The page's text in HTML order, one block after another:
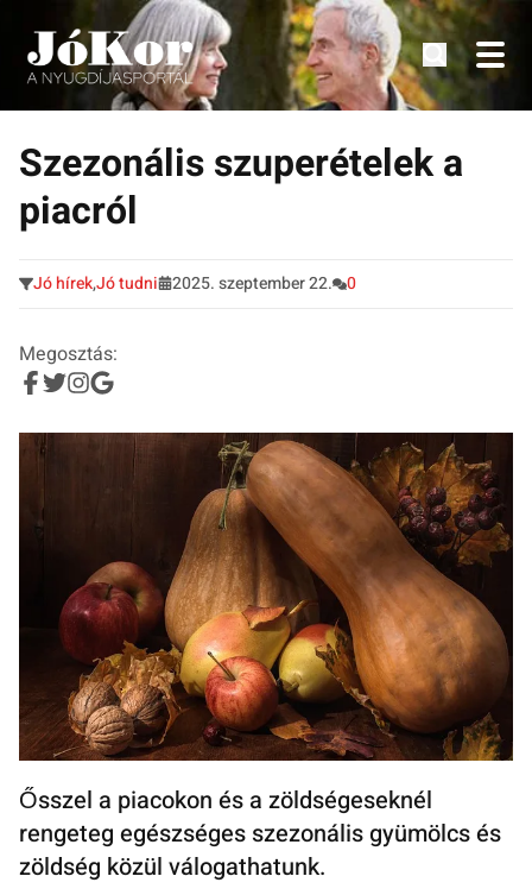
Tovább
tartalomra
Tudnivalók, érdekességek idősek számára.
Szezonális szuperételek a
piacról
Jó hírek,Jó tudni 2025. szeptember 22. 0
Megosztás:
Ősszel a piacokon és a zöldségeseknél
rengeteg egészséges szezonális gyümölcs és
zöldség közül válogathatunk.